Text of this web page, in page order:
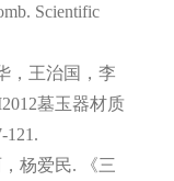
Scientific
，王治国，李
墓玉器材质
121.
杨爱民. 《三